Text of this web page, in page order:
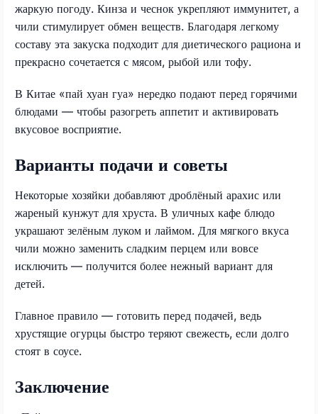
жаркую погоду. Кинза и чеснок укрепляют иммунитет, а
чили стимулирует обмен веществ. Благодаря легкому
составу эта закуска подходит для диетического рациона и
прекрасно сочетается с мясом, рыбой или тофу.
В Китае «пай хуан гуа» нередко подают перед горячими
блюдами — чтобы разогреть аппетит и активировать
вкусовое восприятие.
Варианты подачи и советы
Некоторые хозяйки добавляют дроблёный арахис или
жареный кунжут для хруста. В уличных кафе блюдо
украшают зелёным луком и лаймом. Для мягкого вкуса
чили можно заменить сладким перцем или вовсе
исключить — получится более нежный вариант для
детей.
Главное правило — готовить перед подачей, ведь
хрустящие огурцы быстро теряют свежесть, если долго
стоят в соусе.
Заключение